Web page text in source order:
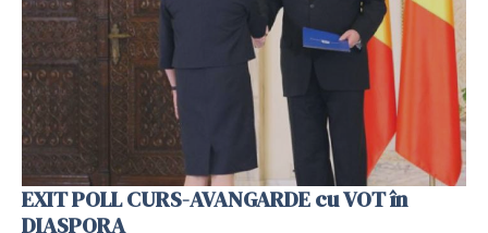
EXIT POLL CURS-AVANGARDE cu VOT în
DIASPORA